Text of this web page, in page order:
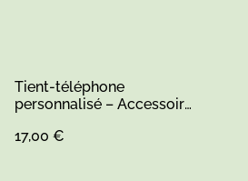
Tient-téléphone
personnalisé – Accessoire
17,00 €